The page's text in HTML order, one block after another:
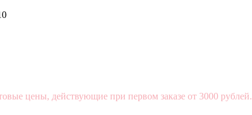
цены, действующие при первом заказе от 3000 рублей.